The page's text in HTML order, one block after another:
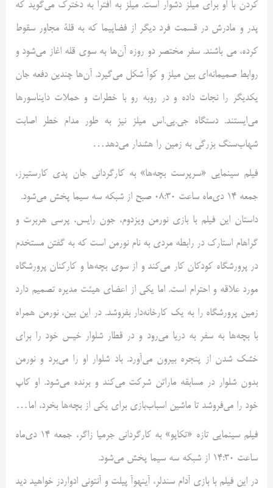
کردن با او برای میلز دشوار است. میلز به افترا به دخترک می‌گوید که
پدر و مادرش در قسمت فرد دیگر از فضاپیما که به قلۀ مجاور سقوط
کرده، می باشند. سفر مختصر دو روزه آن‌ها به سوی قله اغاز می‌شود و
روابط صمیمانه‌ای بین میلز و کوآ شکل می‌گیرد. آن‌ها چندین دفعه جان
یکدیگر را نجات داده و در روبه رو با خطرات و حملات دایناسورها
می‌ایستند. دستگاه جی.پی.اس میلز نیز به طور مدام خطر اصابت
شهاب‌سنگ بزرگی به زمین را هشدار می‌دهد…
فیلم سینمایی «سرپرست بچه‌ها» به کارگردانی جان پدی کارستیرز،
جمعه 14 دی‌ماه ساعت 08:30 صبح از شبکه سه سیما پخش می‌شود.
داستان این فیلم با بازی نورمن ویزدوم، جون رایس، پرسی هربرت و
گراهام استارک در رابطه مردی به نام نورمن است که به گفتن مستخدم
در پرورشگاه کودکان کار می‌کند و از سوی بچه‌ها و کارکنان پرورشگاه
مورد علاقه و احترام است. اما یکی از اعضای هیئت مدیره تصمیم دارد
زمین پرورشگاه را به یک کارخانه‌دار بفروشد. در این بین، نورمن همراه
با بچه‌ها به سفر به دریا می‌رود و در قطار شلوار خیس خود را برای
خشک شدن از پنجره بیرون می‌آورد. باد شلوار او را می‌برد و نورمن
بدون شلوار در مسابقه ماراتن شرکت می‌کند و برنده می‌شود. او کاپ
خود را می‌فروشد تا ماشین اسباب‌بازی برای یکی از بچه‌ها بخرد، اما…
فیلم سینمایی تازه «تکاپو» به کارگردانی جرمیا زاگر، جمعه 14 دی‌ماه
ساعت 14:30 از شبکه سه سیما پخش می‌شود.
در این فیلم با بازی آدام سندلر، آینهوآ پیلت و آنتونی ادواردز خواهید دید